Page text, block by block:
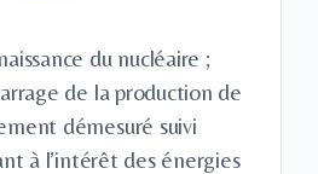
du nucléaire ;
de la production de
démesuré suivi
à l’intérêt des énergies